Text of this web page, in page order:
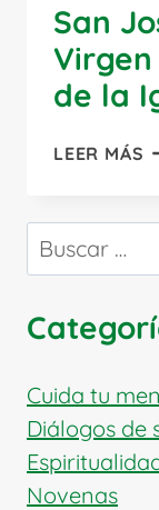
San
de la
LEER MÁS
Y
Buscar:
Cuida tu
Diálogos de
Novenas